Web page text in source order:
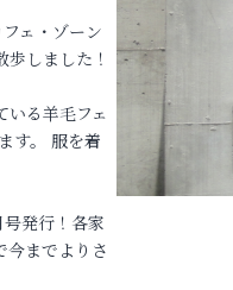
ェ・ゾーン
しました！
いる羊毛フェ
す。 服を着
発行！各家
今までよりさ